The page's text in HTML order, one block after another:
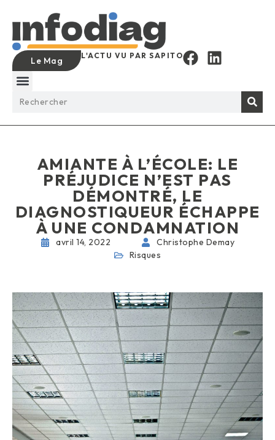
Le Mag L'ACTU VU PAR SAPITO
AMIANTE À L’ÉCOLE: LE
PRÉJUDICE N’EST PAS
DÉMONTRÉ, LE
DIAGNOSTIQUEUR ÉCHAPPE
À UNE CONDAMNATION
avril 14, 2022
Christophe Demay
Risques